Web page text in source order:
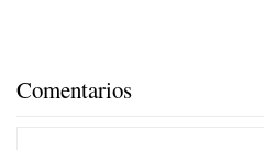
Comentarios